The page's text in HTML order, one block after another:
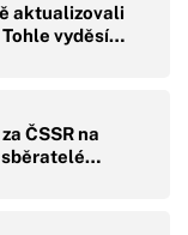
aktualizovali
Tohle vyděsí…
ČSSR na
sběratelé…